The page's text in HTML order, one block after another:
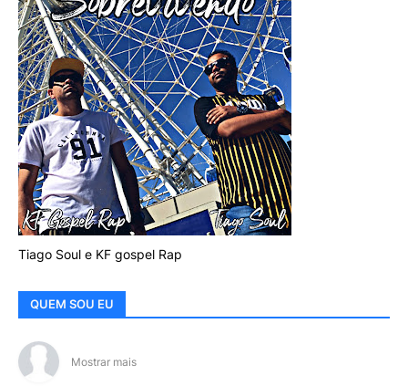
Tiago Soul e KF gospel Rap
QUEM SOU EU
Mostrar mais